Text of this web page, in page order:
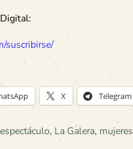
suscribirse/
X Telegram
espectáculo, La Galera, mujeres